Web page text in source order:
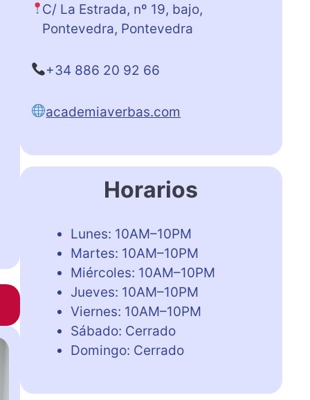
C/ La Estrada, nº 19, bajo,
Pontevedra, Pontevedra
+34 886 20 92 66
academiaverbas.com
Horarios
Lunes: 10AM–10PM
Martes: 10AM–10PM
Miércoles: 10AM–10PM
Jueves: 10AM–10PM
Viernes: 10AM–10PM
Sábado: Cerrado
Domingo: Cerrado